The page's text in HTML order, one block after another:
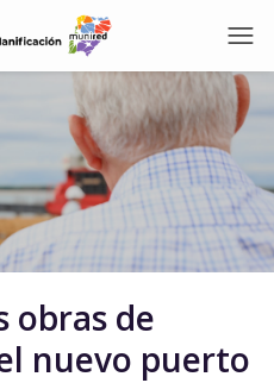
obras de
nuevo puerto